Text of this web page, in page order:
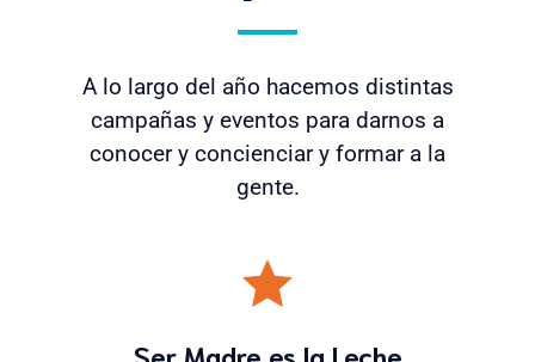
A lo largo del año hacemos distintas
campañas y eventos para darnos a
conocer y concienciar y formar a la
gente.
Ser Madre es la Leche